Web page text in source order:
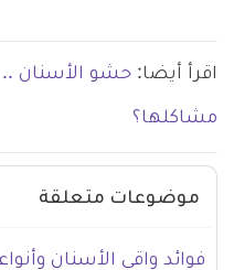
اقرأ أيضا: حشو الأسنان ..
مشاكلها؟
موضوعات متعلقة
فوائد واقي الأسنان